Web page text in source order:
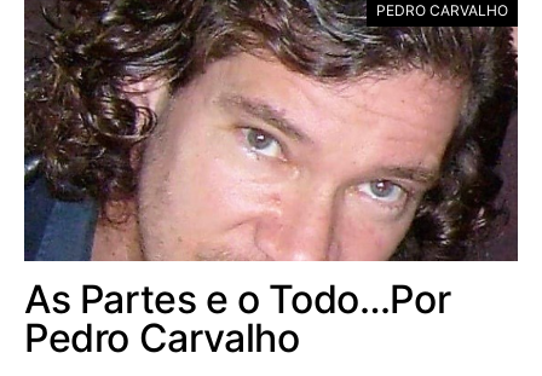
PEDRO CARVALHO
As Partes e o Todo…Por
Pedro Carvalho